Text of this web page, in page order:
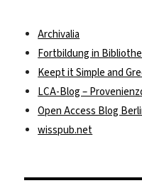
Archivalia
Fortbildung in
Keept it Simple and
LCA-Blog –
Open Access Blog
wisspub.net